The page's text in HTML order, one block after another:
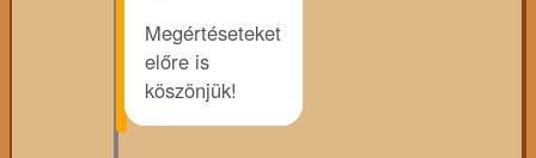
Megértéseteket
előre is
köszönjük!